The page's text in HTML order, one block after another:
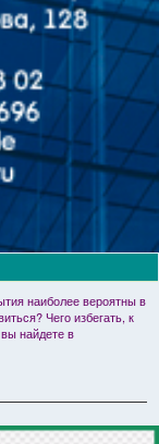
наиболее вероятны в
Чего избегать, к
найдете в